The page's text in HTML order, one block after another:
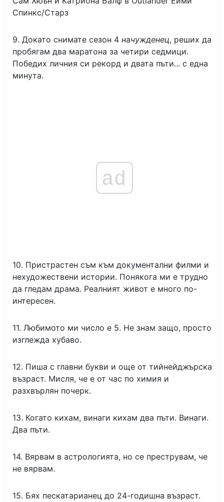
Спинкс/Старз
9. Докато снимате сезон 4 начужденец, реших да
пробягам два маратона за четири седмици.
Победих личния си рекорд и двата пъти... с една
минута.
ad
10. Пристрастен съм към документални филми и
нехудожествени истории. Понякога ми е трудно
да гледам драма. Реалният живот е много по-
интересен.
11. Любимото ми число е 5. Не знам защо, просто
изглежда хубаво.
12. Пиша с главни букви и още от тийнейджърска
възраст. Мисля, че е от час по химия и
разхвърлян почерк.
13. Когато кихам, винаги кихам два пъти. Винаги.
Два пъти.
14. Вярвам в астрологията, но се преструвам, че
не вярвам.
15. Бях пескатарианец до 24-годишна възраст.